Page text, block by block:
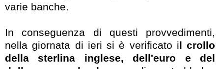
varie banche.
In conseguenza di questi provvedimenti,
nella giornata di ieri si è verificato il crollo
della sterlina inglese, dell'euro e del